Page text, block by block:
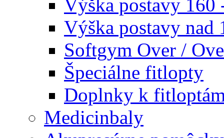
Výška postavy 160
Výška postavy nad
Softgym Over /
Špeciálne fitlopty
Doplnky k
Medicinbaly